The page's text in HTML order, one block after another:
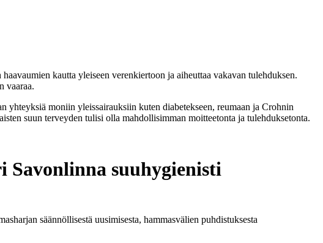
kautta yleiseen verenkiertoon ja aiheuttaa vakavan tulehduksen.
vaaraa.
yhteyksiä moniin yleissairauksiin kuten diabetekseen, reumaan ja Crohnin
suun terveyden tulisi olla mahdollisimman moitteetonta ja tulehduksetonta.
Savonlinna suuhygienisti
säännöllisestä uusimisesta, hammasvälien puhdistuksesta